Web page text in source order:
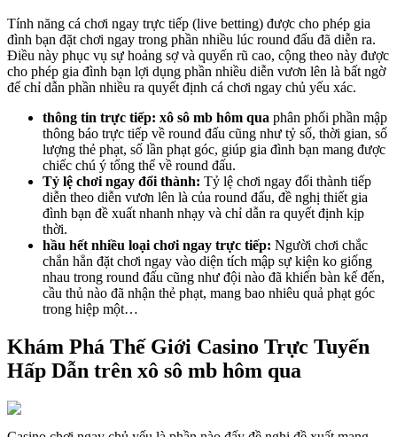
Tính năng cá chơi ngay trực tiếp (live betting) được cho phép gia
đình bạn đặt chơi ngay trong phần nhiều lúc round đấu đã diễn ra.
Điều này phục vụ sự hoảng sợ và quyến rũ cao, cộng theo này được
cho phép gia đình bạn lợi dụng phần nhiều diễn vươn lên là bất ngờ
để chỉ dẫn phần nhiều ra quyết định cá chơi ngay chủ yếu xác.
thông tin trực tiếp: xô sô mb hôm qua phân phối phần mập
thông báo trực tiếp về round đấu cũng như tỷ số, thời gian, số
lượng thẻ phạt, số lần phạt góc, giúp gia đình bạn mang được
chiếc chú ý tổng thể về round đấu.
Tỷ lệ chơi ngay đổi thành: Tỷ lệ chơi ngay đổi thành tiếp
diễn theo diễn vươn lên là của round đấu, đề nghị thiết gia
đình bạn đề xuất nhanh nhạy và chỉ dẫn ra quyết định kịp
thời.
hầu hết nhiều loại chơi ngay trực tiếp: Người chơi chắc
chắn hẳn đặt chơi ngay vào diện tích mập sự kiện ko giống
nhau trong round đấu cũng như đội nào đã khiến bàn kế đến,
cầu thủ nào đã nhận thẻ phạt, mang bao nhiêu quả phạt góc
trong hiệp một…
Khám Phá Thế Giới Casino Trực Tuyến
Hấp Dẫn trên xô sô mb hôm qua